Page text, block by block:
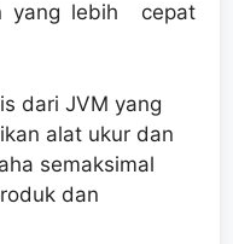
yang lebih cepat
dari JVM yang
alat ukur dan
semaksimal
dan